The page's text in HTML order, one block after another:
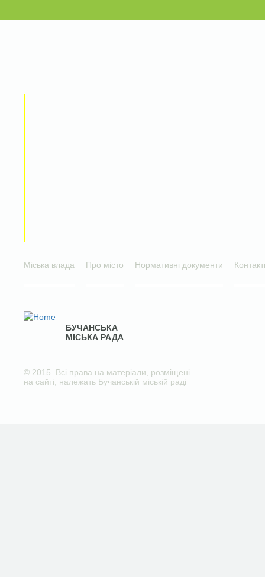
Міська влада Про місто Нормативні документи
БУЧАНСЬКА
МІСЬКА РАДА
© 2015. Всі права на матеріали, розміщені
на сайті, належать Бучанській міській раді